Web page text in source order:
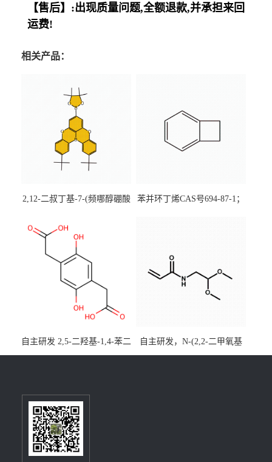
【售后】:出现质量问题,全额退款,并承担来回
运费!
相关产品：
2,12-二叔丁基-7-(频哪醇硼酸
[3,2,1-de]蒽CAS号2648896-
装，实验室现货直发
苯并环丁烯CAS号694-87-1；
自主研发 2,5-二羟基-1,4-苯二
乙酸CAS号5488-16-4；公斤
百公斤级可供应
自主研发，N-(2,2-二甲氧基
乙基)丙烯酰胺CAS号49707-